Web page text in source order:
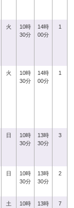
火
10時
30分
14時
00分
1
火
10時
30分
14時
00分
1
日
10時
30分
13時
30分
3
日
10時
30分
13時
30分
2
土
10時
13時
7